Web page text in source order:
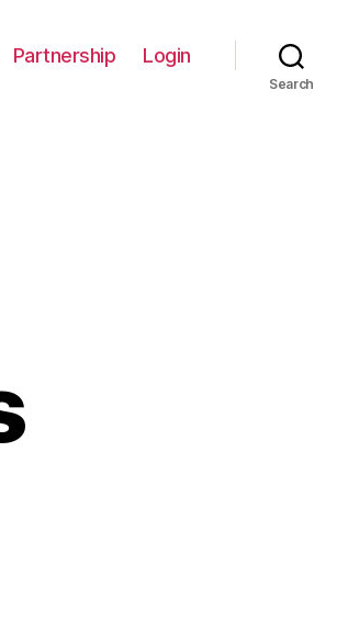
Partnership Login
Search